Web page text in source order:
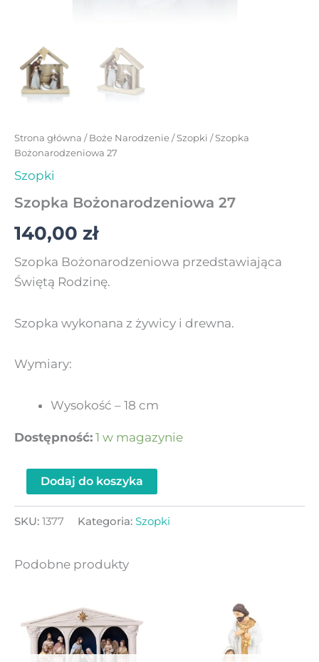
Strona główna /Boże Narodzenie/Szopki / Szopka
Bożonarodzeniowa 27
Szopki
Szopka Bożonarodzeniowa 27
140,00 zł
Szopka Bożonarodzeniowa przedstawiająca
Świętą Rodzinę.
Szopka wykonana z żywicy i drewna.
Wymiary:
Wysokość – 18 cm
Dostępność: 1 w magazynie
Dodaj do koszyka
SKU: 1377 Kategoria: Szopki
Podobne produkty